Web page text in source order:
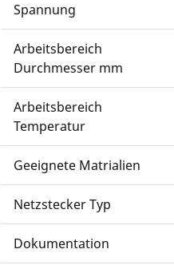
Spannung
Arbeitsbereich
Durchmesser mm
Arbeitsbereich
Temperatur
Geeignete Matrialien
Netzstecker Typ
Dokumentation